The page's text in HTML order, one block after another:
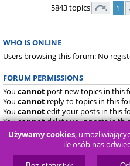
5843 topics
1
WHO IS ONLINE
Users browsing this forum: No
FORUM PERMISSIONS
You cannot post new topics in this
You cannot reply to topics in this
You cannotedit your posts in this
Youcannotdelete your posts in
Youcannotpost attachments in
Używamy cookies,
ile osób nas